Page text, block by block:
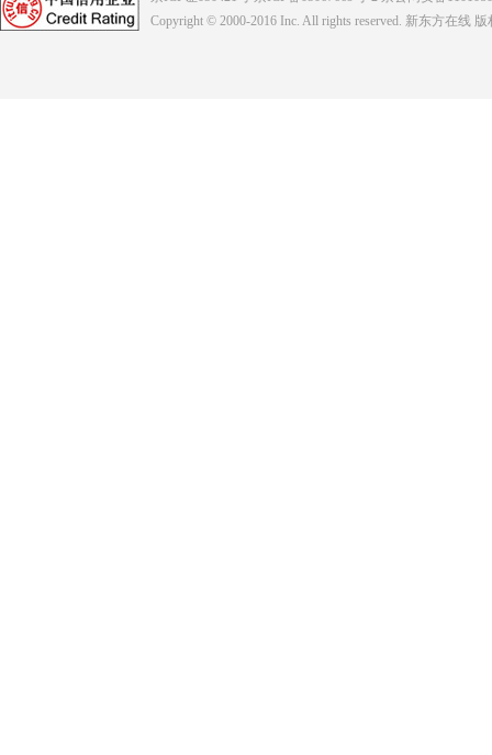
Copyright © 2000-2016 Inc. All rights reserved. 新东方在线